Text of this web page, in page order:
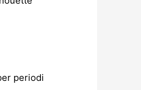
periodi